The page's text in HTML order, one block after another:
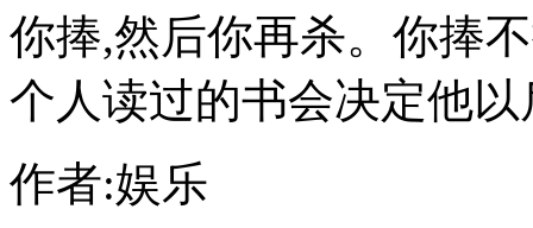
你捧,然后你再杀。你捧
个人读过的书会决定他
作者:娱乐